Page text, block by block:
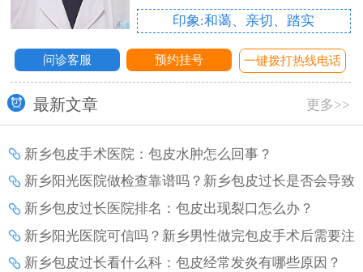
印象:和蔼、亲切、踏实
问诊客服 预约挂号 一键拨打热线电话
最新文章 更多>>
新乡包皮手术医院：包皮水肿怎么回事？
新乡阳光医院做检查靠谱吗？新乡包皮过长是否会导致
早泄？
新乡包皮过长医院排名：包皮出现裂口怎么办？
新乡阳光医院可信吗？新乡男性做完包皮手术后需要注
意哪些事项？
新乡包皮过长看什么科：包皮经常发炎有哪些原因？